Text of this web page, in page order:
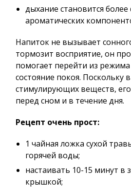
дыхание становится
ароматических
Напиток не вызывает
тормозит восприятие, он
помогает перейти из
состояние покоя. Поскольку
стимулирующих веществ,
перед сном и в течение дня.
Рецепт очень прост:
1 чайная ложка сухой
горячей воды;
настаивать 10-15 минут в
крышкой;